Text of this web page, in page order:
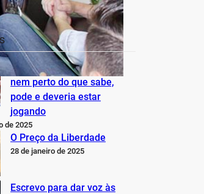
O Inter não está jogando
nem perto do que sabe,
pode e deveria estar
jogando
de 2025
O Preço da Liberdade
28 de janeiro de 2025
Escrevo para dar voz às